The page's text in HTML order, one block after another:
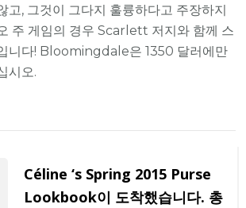
고, 그것이 그다지 훌륭하다고 주장하지
주 게임의 경우 Scarlett 저지와 함께 스
니다! Bloomingdale은 1350 달러에만
시오.
Céline ‘s Spring 2015 Purse
Lookbook이 도착했습니다. 총